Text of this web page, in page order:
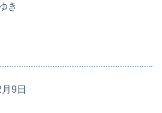
き
9日